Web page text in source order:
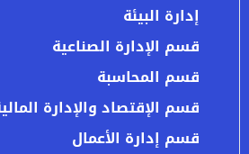
إدارة البيئة
قسم الإدارة الصناعية
قسم المحاسبة
قسم الإقتصاد والإدارة
قسم إدارة الأعمال